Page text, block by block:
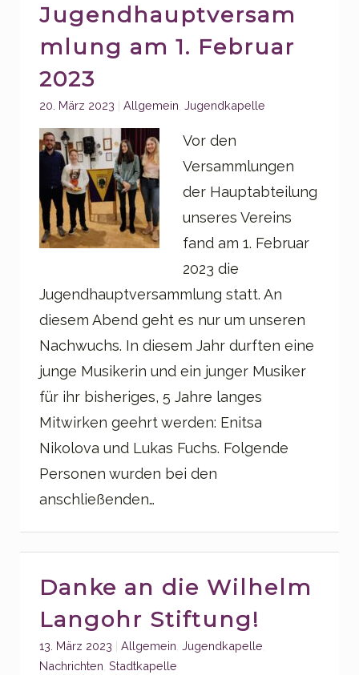
Jugendhauptversam
mlung am 1. Februar
2023
20. März 2023 Categories:
Allgemein Jugendkapelle
Vor den
Versammlungen
der Hauptabteilung
unseres Vereins
fand am 1. Februar
2023 die
Jugendhauptversammlung statt. An
diesem Abend geht es nur um unseren
Nachwuchs. In diesem Jahr durften eine
junge Musikerin und ein junger Musiker
für ihr bisheriges, 5 Jahre langes
Mitwirken geehrt werden: Enitsa
Nikolova und Lukas Fuchs. Folgende
Personen wurden bei den
anschließenden…
Danke an die Wilhelm
Langohr Stiftung!
13. März 2023 Categories:
Allgemein Jugendkapelle
Nachrichten Stadtkapelle